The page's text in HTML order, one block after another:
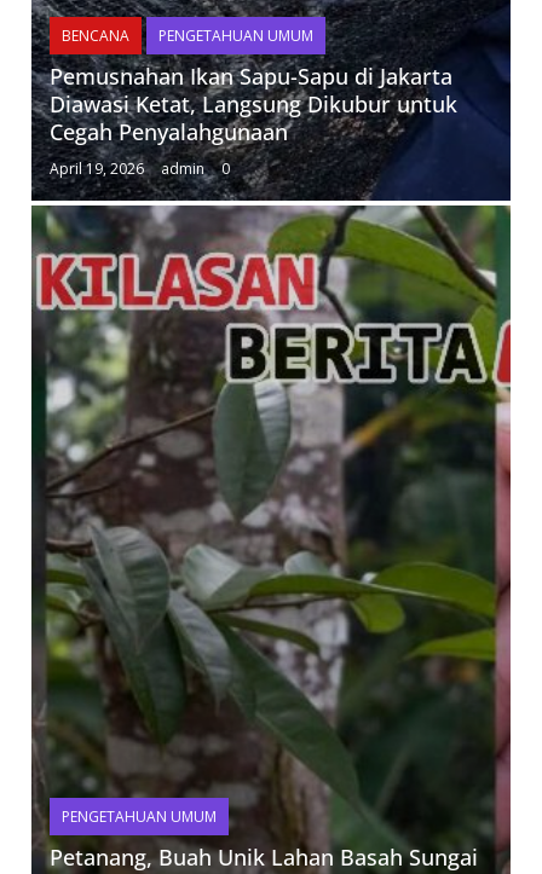
BENCANA PENGETAHUAN UMUM
Pemusnahan Ikan Sapu-Sapu di Jakarta
Diawasi Ketat, Langsung Dikubur untuk
Cegah Penyalahgunaan
April 19, 2026 admin 0
PENGETAHUAN UMUM
Petanang, Buah Unik Lahan Basah Sungai